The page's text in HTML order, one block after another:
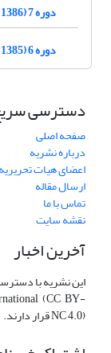
دوره 7 (1386)
دوره 6 (1385)
دسترسی
صفحه اصلی
درباره نشریه
اعضای هیات تحریریه
ارسال مقاله
تماس با ما
نقشه سایت
آخرین اخبار
(CC BY-
NC 4.0) قرار دارند.